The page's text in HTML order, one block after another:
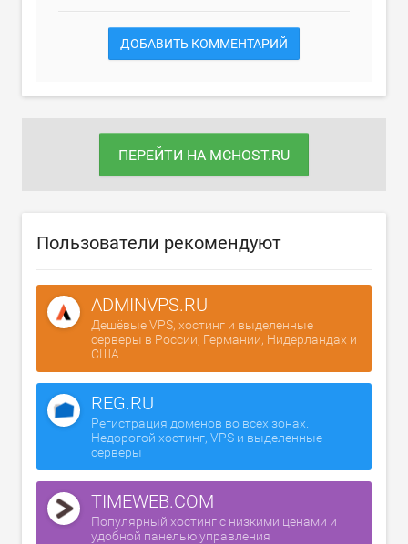
ДОБАВИТЬ КОММЕНТАРИЙ
ПЕРЕЙТИ НА MCHOST.RU
Пользователи рекомендуют
ADMINVPS.RU
Дешёвые VPS, хостинг и выделенные
серверы в России, Германии, Нидерландах и
США
REG.RU
Регистрация доменов во всех зонах.
Недорогой хостинг, VPS и выделенные
серверы
TIMEWEB.COM
Популярный хостинг с низкими ценами и
удобной панелью управления